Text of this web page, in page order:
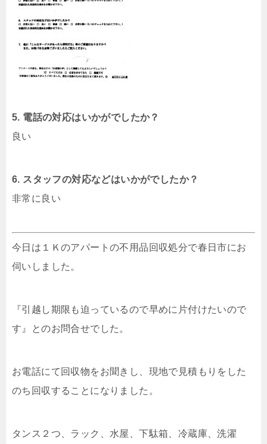
5. 電話の対応はいかがでしたか？
良い
6. スタッフの対応などはいかがでしたか？
非常に良い
今日は１Ｋのアパートの不用品回収処分で春日市にお
伺いしました。
『引越し期限も迫っているので早めに片付けたいので
す』とのお問合せでした。
お電話にて回収物をお聞きし、現地で見積もりをした
のち回収することになりました。
タンス２つ、ラック、水屋、下駄箱、冷蔵庫、洗濯